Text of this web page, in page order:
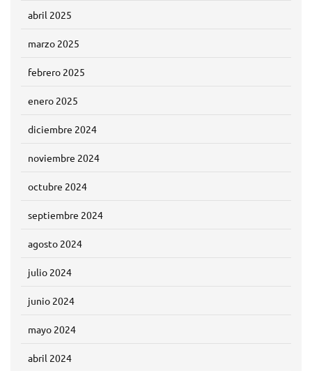
abril 2025
marzo 2025
febrero 2025
enero 2025
diciembre 2024
noviembre 2024
octubre 2024
septiembre 2024
agosto 2024
julio 2024
junio 2024
mayo 2024
abril 2024